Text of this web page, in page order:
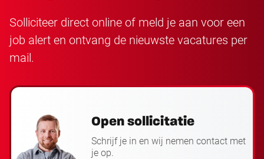
Solliciteer direct online of meld je aan voor een
job alert en ontvang de nieuwste vacatures per
mail.
Open sollicitatie
Schrijf je in en wij nemen contact met
je op.